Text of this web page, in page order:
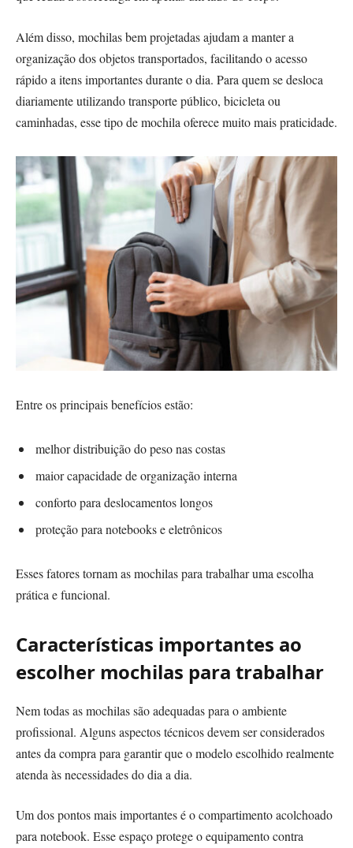
Além disso, mochilas bem projetadas ajudam a manter a
organização dos objetos transportados, facilitando o acesso
rápido a itens importantes durante o dia. Para quem se desloca
diariamente utilizando transporte público, bicicleta ou
caminhadas, esse tipo de mochila oferece muito mais praticidade.
Entre os principais benefícios estão:
melhor distribuição do peso nas costas
maior capacidade de organização interna
conforto para deslocamentos longos
proteção para notebooks e eletrônicos
Esses fatores tornam as mochilas para trabalhar uma escolha
prática e funcional.
Características importantes ao
escolher mochilas para trabalhar
Nem todas as mochilas são adequadas para o ambiente
profissional. Alguns aspectos técnicos devem ser considerados
antes da compra para garantir que o modelo escolhido realmente
atenda às necessidades do dia a dia.
Um dos pontos mais importantes é o compartimento acolchoado
para notebook. Esse espaço protege o equipamento contra